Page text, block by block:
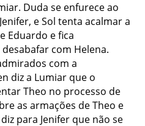
Duda se enfurece ao
e Sol tenta acalmar a
Eduardo e fica
com Helena.
com a
diz a Lumiar que o
Theo no processo de
as armações de Theo e
para Jenifer que não se